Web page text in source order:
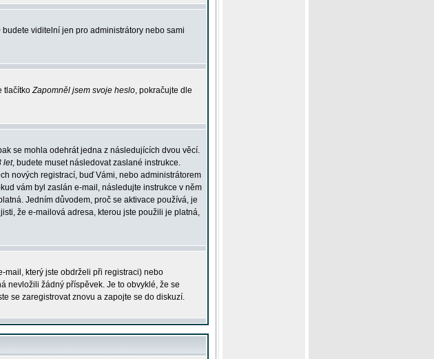
budete viditelní jen pro administrátory nebo sami
tlačítkoZapomněl jsem svoje heslo, pokračujte dle
se mohla odehrát jedna z následujících dvou věcí.
let, budete muset následovat zaslané instrukce.
nových registrací, buď Vámi, nebo administrátorem
vám byl zaslán e-mail, následujte instrukce v něm
Jedním důvodem, proč se aktivace používá, je
že e-mailová adresa, kterou jste použili je platná,
který jste obdrželi při registraci) nebo
nevložili žádný příspěvek. Je to obvyklé, že se
se zaregistrovat znovu a zapojte se do diskuzí.